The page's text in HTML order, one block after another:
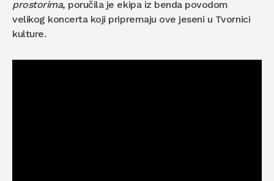
prostorima, poručila je ekipa iz benda povodom
velikog koncerta koji pripremaju ove jeseni u Tvornici
kulture.